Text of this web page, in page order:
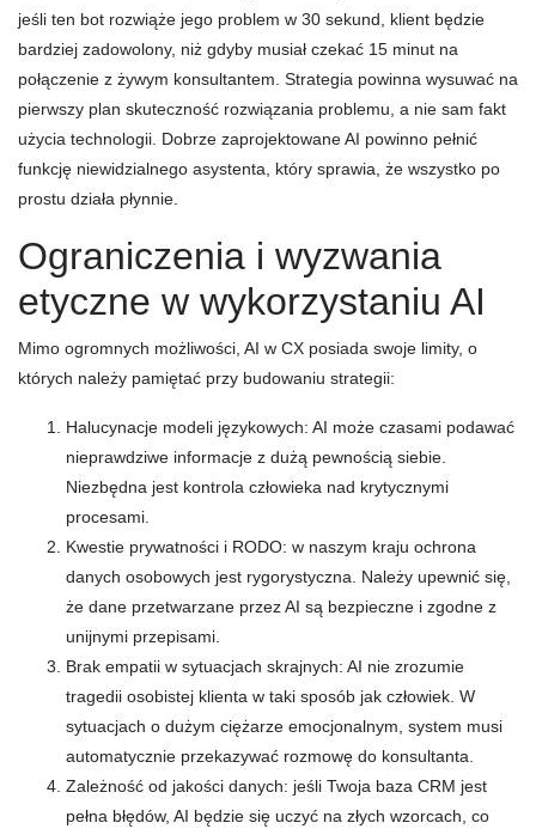
jeśli ten bot rozwiąże jego problem w 30 sekund, klient będzie
bardziej zadowolony, niż gdyby musiał czekać 15 minut na
połączenie z żywym konsultantem. Strategia powinna wysuwać na
pierwszy plan skuteczność rozwiązania problemu, a nie sam fakt
użycia technologii. Dobrze zaprojektowane AI powinno pełnić
funkcję niewidzialnego asystenta, który sprawia, że wszystko po
prostu działa płynnie.
Ograniczenia i wyzwania
etyczne w wykorzystaniu AI
Mimo ogromnych możliwości, AI w CX posiada swoje limity, o
których należy pamiętać przy budowaniu strategii:
Halucynacje modeli językowych: AI może czasami podawać
nieprawdziwe informacje z dużą pewnością siebie.
Niezbędna jest kontrola człowieka nad krytycznymi
procesami.
Kwestie prywatności i RODO: w naszym kraju ochrona
danych osobowych jest rygorystyczna. Należy upewnić się,
że dane przetwarzane przez AI są bezpieczne i zgodne z
unijnymi przepisami.
Brak empatii w sytuacjach skrajnych: AI nie zrozumie
tragedii osobistej klienta w taki sposób jak człowiek. W
sytuacjach o dużym ciężarze emocjonalnym, system musi
automatycznie przekazywać rozmowę do konsultanta.
Zależność od jakości danych: jeśli Twoja baza CRM jest
pełna błędów, AI będzie się uczyć na złych wzorcach, co